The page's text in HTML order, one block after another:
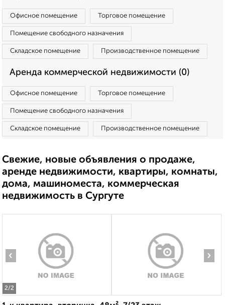
Офисное помещение Торговое помещение
Помещение свободного назначения
Складское помещение Производственное помещение
Аренда коммерческой недвижимости (0)
Офисное помещение Торговое помещение
Помещение свободного назначения
Складское помещение Производственное помещение
Свежие, новые объявления о продаже,
аренде недвижимости, квартиры, комнаты,
дома, машиноместа, коммерческая
недвижимость в Сургуте
2/2
‹ ›